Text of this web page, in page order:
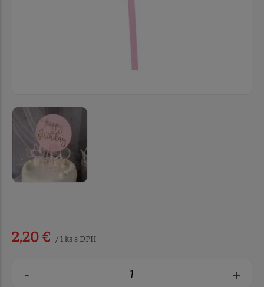
2,20 € / 1 ks s DPH
- +